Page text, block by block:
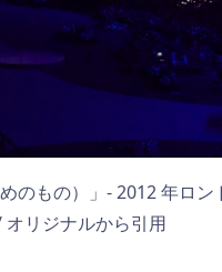
もの）」- 2012 年ロン
オリジナルから引用